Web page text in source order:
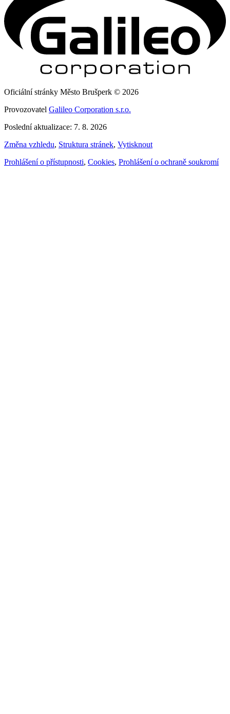
Oficiální stránky Město Brušperk © 2026
Provozovatel Galileo Corporation s.r.o.
Poslední aktualizace: 7. 8. 2026
Změna vzhledu, Struktura stránek, Vytisknout
Prohlášení o přístupnosti, Cookies, Prohlášení o ochraně soukromí